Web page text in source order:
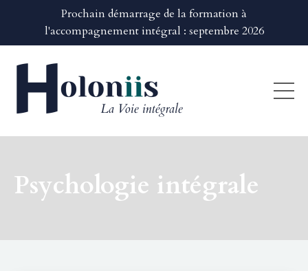
Prochain démarrage de la formation à
l'accompagnement intégral : septembre 2026
Psychologie intégrale